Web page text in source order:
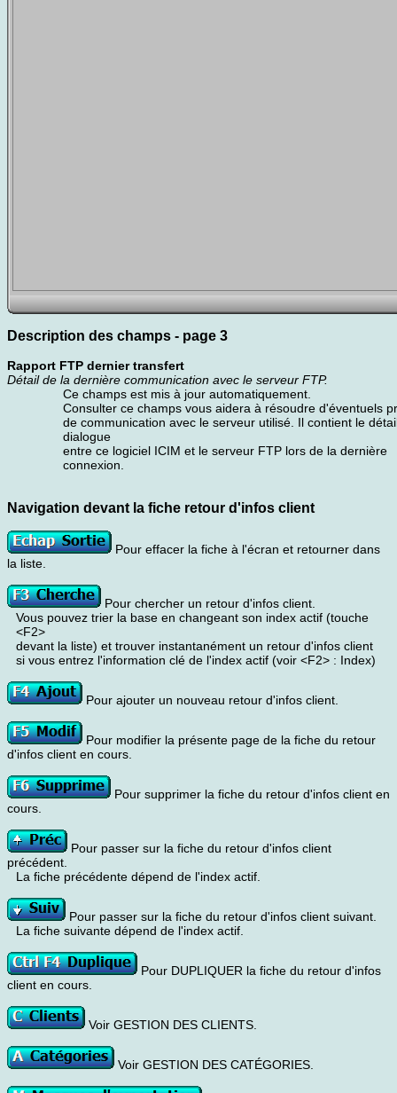
Description des champs - page 3
Rapport FTP dernier transfert
Détail de la dernière communication avec le serveur FTP.
Ce champs est mis à jour automatiquement.
Consulter ce champs vous aidera à résoudre d'éventuels
de communication avec le serveur utilisé. Il contient le
dialogue
entre ce logiciel ICIM et le serveur FTP lors de la dernière
connexion.
Navigation devant la fiche retour d'infos client
Pour effacer la fiche à l'écran et retourner dans
la liste.
Pour chercher un retour d'infos client.
Vous pouvez trier la base en changeant son index actif (touche
<F2>
devant la liste) et trouver instantanément un retour d'infos client
si vous entrez l'information clé de l'index actif (voir <F2> : Index)
Pour ajouter un nouveau retour d'infos client.
Pour modifier la présente page de la fiche du retour
d'infos client en cours.
Pour supprimer la fiche du retour d'infos client en
cours.
Pour passer sur la fiche du retour d'infos client
précédent.
La fiche précédente dépend de l'index actif.
Pour passer sur la fiche du retour d'infos client suivant.
La fiche suivante dépend de l'index actif.
Pour DUPLIQUER la fiche du retour d'infos
client en cours.
Voir GESTION DES CLIENTS.
Voir GESTION DES CATÉGORIES.